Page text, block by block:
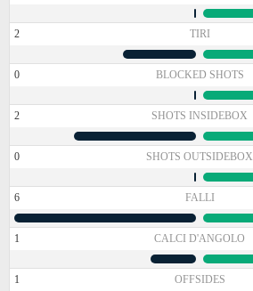
2 TIRI
0 BLOCKED SHOTS
2 SHOTS INSIDEBOX
0 SHOTS OUTSIDEBOX
6 FALLI
1 CALCI D'ANGOLO
1 OFFSIDES